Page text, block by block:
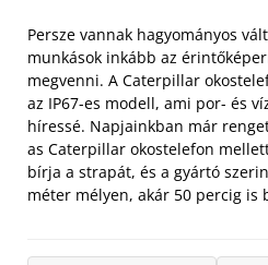
Persze vannak hagyományos
munkások inkább az
megvenni. A Caterpillar
az IP67-es modell, ami por- és
híressé. Napjainkban már
as Caterpillar okostelefon
bírja a strapát, és a gyártó
méter mélyen, akár 50 percig is